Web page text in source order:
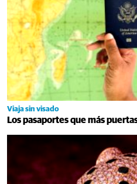
Viaja sin visado
Los pasaportes que más